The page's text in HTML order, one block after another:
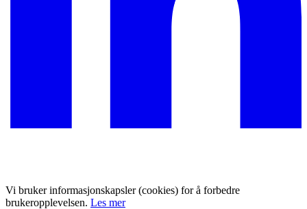
Vi bruker informasjonskapsler (cookies) for å forbedre
brukeropplevelsen. Les mer